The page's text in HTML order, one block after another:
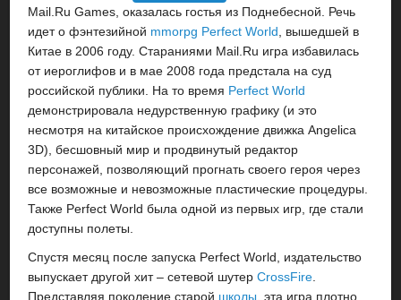
Mail.Ru Games, оказалась гостья из Поднебесной. Речь
идет о фэнтезийной mmorpg Perfect World , вышедшей в
Китае в 2006 году. Стараниями Mail.Ru игра избавилась
от иероглифов и в мае 2008 года предстала на суд
российской публики. На то время Perfect World
демонстрировала недурственную графику (и это
несмотря на китайское происхождение движка Angelica
3D), бесшовный мир и продвинутый редактор
персонажей, позволяющий прогнать своего героя через
все возможные и невозможные пластические процедуры.
Также Perfect World была одной из первых игр, где стали
доступны полеты.
Спустя месяц после запуска Perfect World, издательство
выпускает другой хит – сетевой шутерCrossFire
Представляя поколение старой школы , эта игра плотно